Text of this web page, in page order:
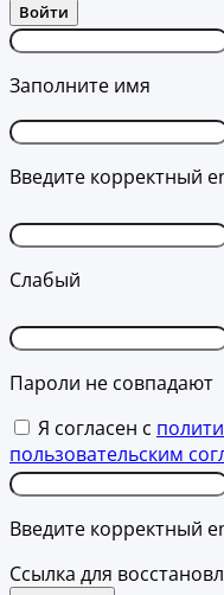
Войти
Заполните имя
Введите корректный
Слабый
Пароли не совпадают
Я согласен с
пользовательским
Введите корректный
Ссылка для